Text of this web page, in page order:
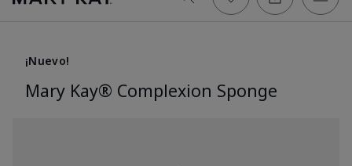
¡Nuevo!
Mary Kay® Complexion Sponge